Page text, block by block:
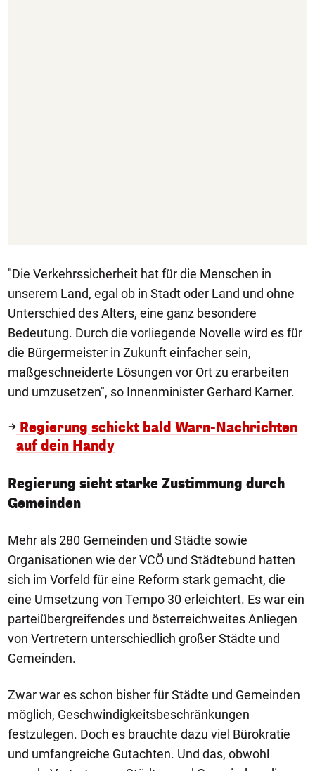
"Die Verkehrssicherheit hat für die Menschen in
unserem Land, egal ob in Stadt oder Land und ohne
Unterschied des Alters, eine ganz besondere
Bedeutung. Durch die vorliegende Novelle wird es für
die Bürgermeister in Zukunft einfacher sein,
maßgeschneiderte Lösungen vor Ort zu erarbeiten
und umzusetzen", so Innenminister Gerhard Karner.
Regierung schickt bald Warn-Nachrichten
auf dein Handy
Regierung sieht starke Zustimmung durch
Gemeinden
Mehr als 280 Gemeinden und Städte sowie
Organisationen wie der VCÖ und Städtebund hatten
sich im Vorfeld für eine Reform stark gemacht, die
eine Umsetzung von Tempo 30 erleichtert. Es war ein
parteiübergreifendes und österreichweites Anliegen
von Vertretern unterschiedlich großer Städte und
Gemeinden.
Zwar war es schon bisher für Städte und Gemeinden
möglich, Geschwindigkeitsbeschränkungen
festzulegen. Doch es brauchte dazu viel Bürokratie
und umfangreiche Gutachten. Und das, obwohl